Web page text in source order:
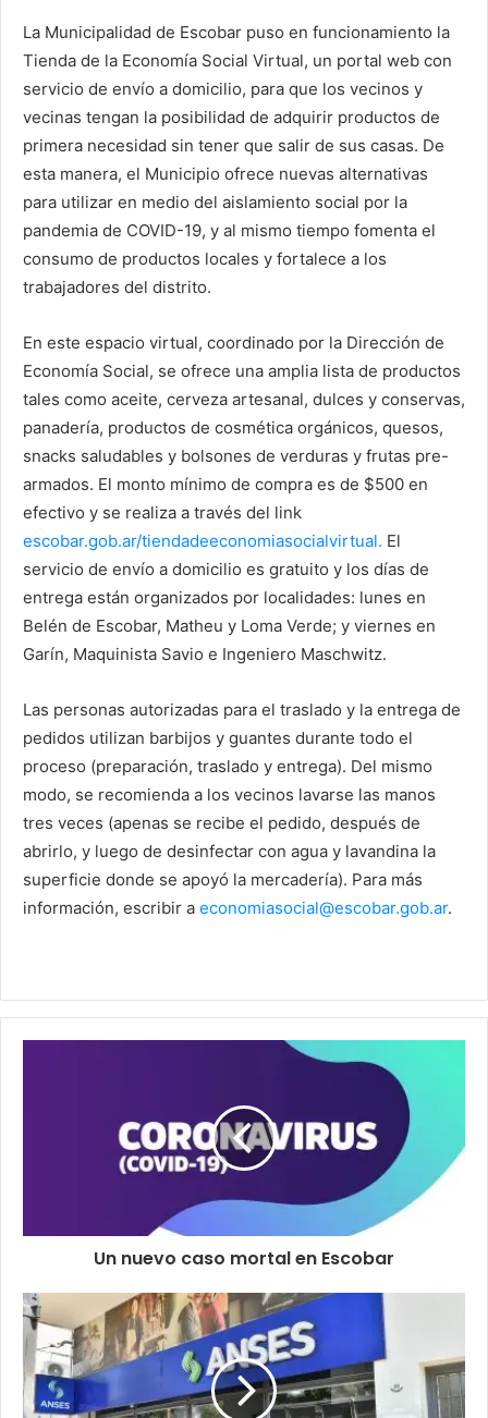
La Municipalidad de Escobar puso en funcionamiento la
Tienda de la Economía Social Virtual, un portal web con
servicio de envío a domicilio, para que los vecinos y
vecinas tengan la posibilidad de adquirir productos de
primera necesidad sin tener que salir de sus casas. De
esta manera, el Municipio ofrece nuevas alternativas
para utilizar en medio del aislamiento social por la
pandemia de COVID-19, y al mismo tiempo fomenta el
consumo de productos locales y fortalece a los
trabajadores del distrito.
En este espacio virtual, coordinado por la Dirección de
Economía Social, se ofrece una amplia lista de productos
tales como aceite, cerveza artesanal, dulces y conservas,
panadería, productos de cosmética orgánicos, quesos,
snacks saludables y bolsones de verduras y frutas pre-
armados. El monto mínimo de compra es de $500 en
efectivo y se realiza a través del link
escobar.gob.ar/tiendadeeconomiasocialvirtual. El
servicio de envío a domicilio es gratuito y los días de
entrega están organizados por localidades: lunes en
Belén de Escobar, Matheu y Loma Verde; y viernes en
Garín, Maquinista Savio e Ingeniero Maschwitz.
Las personas autorizadas para el traslado y la entrega de
pedidos utilizan barbijos y guantes durante todo el
proceso (preparación, traslado y entrega). Del mismo
modo, se recomienda a los vecinos lavarse las manos
tres veces (apenas se recibe el pedido, después de
abrirlo, y luego de desinfectar con agua y lavandina la
superficie donde se apoyó la mercadería). Para más
información, escribir a economiasocial@escobar.gob.ar.
Un nuevo caso mortal en Escobar